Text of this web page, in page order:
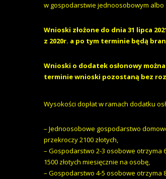
w gospodarstwie jednoosobowym albo
Wnioski złożone do dnia 31 lipca
z 2020r. a po tym terminie będą
Wnioski o dodatek osłonowy
terminie wnioski pozostaną bez
Wysokości dopłat w ramach dodatku
– Jednoosobowe gospodarstwo
przekroczy 2100 złotych,
– Gospodarstwo 2-3 osobowe otrzyma
1500 złotych miesięcznie na osobę,
– Gospodarstwo 4-5 osobowe otrzyma